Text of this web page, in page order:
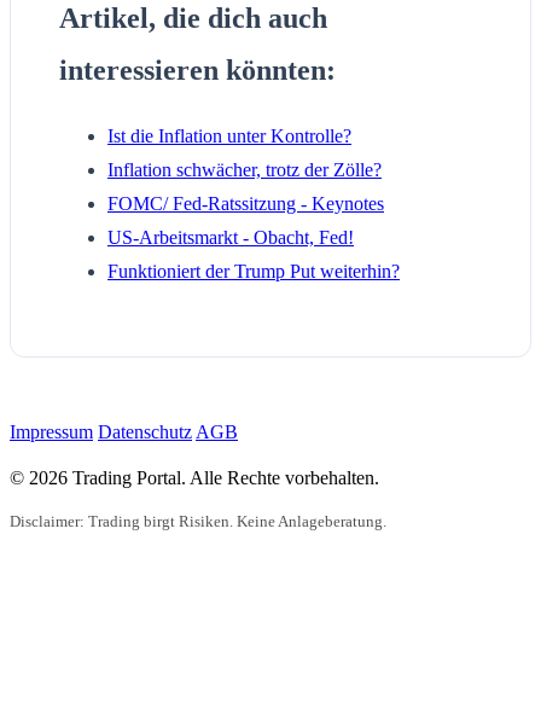
Artikel, die dich auch
interessieren könnten:
Ist die Inflation unter Kontrolle?
Inflation schwächer, trotz der Zölle?
FOMC/ Fed-Ratssitzung - Keynotes
US-Arbeitsmarkt - Obacht, Fed!
Funktioniert der Trump Put weiterhin?
Impressum DatenschutzAGB
© 2026 Trading Portal. Alle Rechte vorbehalten.
Disclaimer: Trading birgt Risiken. Keine Anlageberatung.